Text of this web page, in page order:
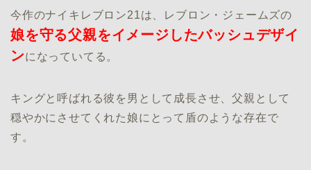
今作のナイキレブロン21は、レブロン・ジェームズの
娘を守る父親をイメージしたバッシュデザイ
ンになっていてる。
キングと呼ばれる彼を男として成長させ、父親として
穏やかにさせてくれた娘にとって盾のような存在で
す。